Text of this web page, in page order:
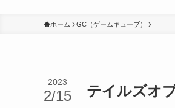
ホーム GC（ゲームキューブ）
テイルズオ
2023
2/15